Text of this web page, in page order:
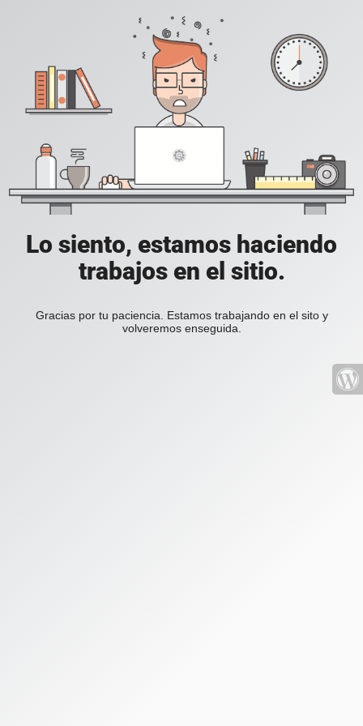
Lo siento, estamos haciendo
trabajos en el sitio.
Gracias por tu paciencia. Estamos trabajando en el sito y
volveremos enseguida.